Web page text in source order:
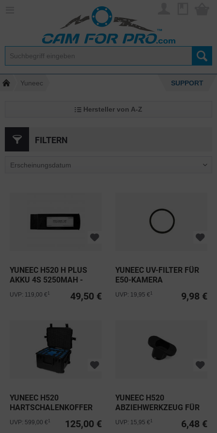
Yuneec SUPPORT
Hersteller von A-Z
FILTERN
YUNEEC H520 H PLUS
AKKU 4S 5250MAH -
49,50 €
UVP: 119,00 €
YUNEEC UV-FILTER FÜR
E50-KAMERA
9,98 €
UVP: 19,95 €
YUNEEC H520
HARTSCHALENKOFFER
125,00 €
UVP: 599,00 €
YUNEEC H520
ABZIEHWERKZEUG FÜR
MOTOR LED ABDECKUNG
6,48 €
UVP: 15,95 €